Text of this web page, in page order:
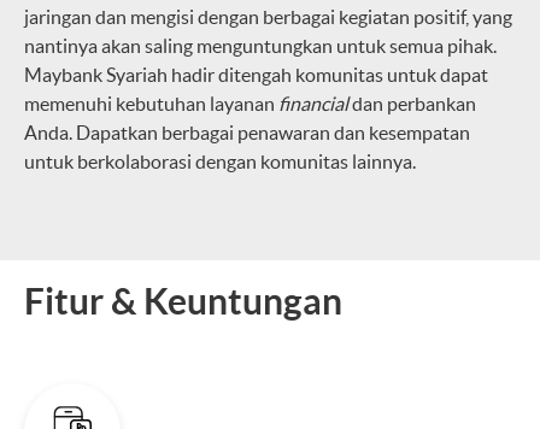
jaringan dan mengisi dengan berbagai kegiatan positif, yang
nantinya akan saling menguntungkan untuk semua pihak.
Maybank Syariah hadir ditengah komunitas untuk dapat
memenuhi kebutuhan layanan financialdan perbankan
Anda. Dapatkan berbagai penawaran dan kesempatan
untuk berkolaborasi dengan komunitas lainnya.
Fitur & Keuntungan